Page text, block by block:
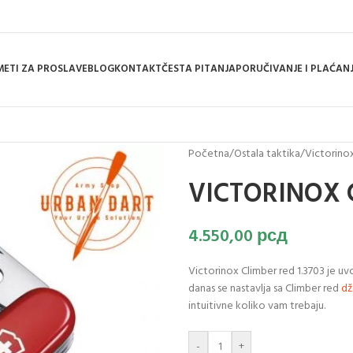
ZA PROSLAVEBLOGKONTAKTČESTA PITANJAPORUČIVANJE I
Početna/Ostala taktika/
VICTORINOX
4.550,00 рсд
Victorinox Climber red 1.3703 je
danas se nastavlja sa Climber red
intuitivne koliko vam trebaju.
- +